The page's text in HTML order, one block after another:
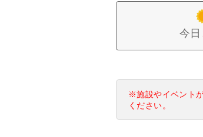
今日
※施設やイベント
ください。